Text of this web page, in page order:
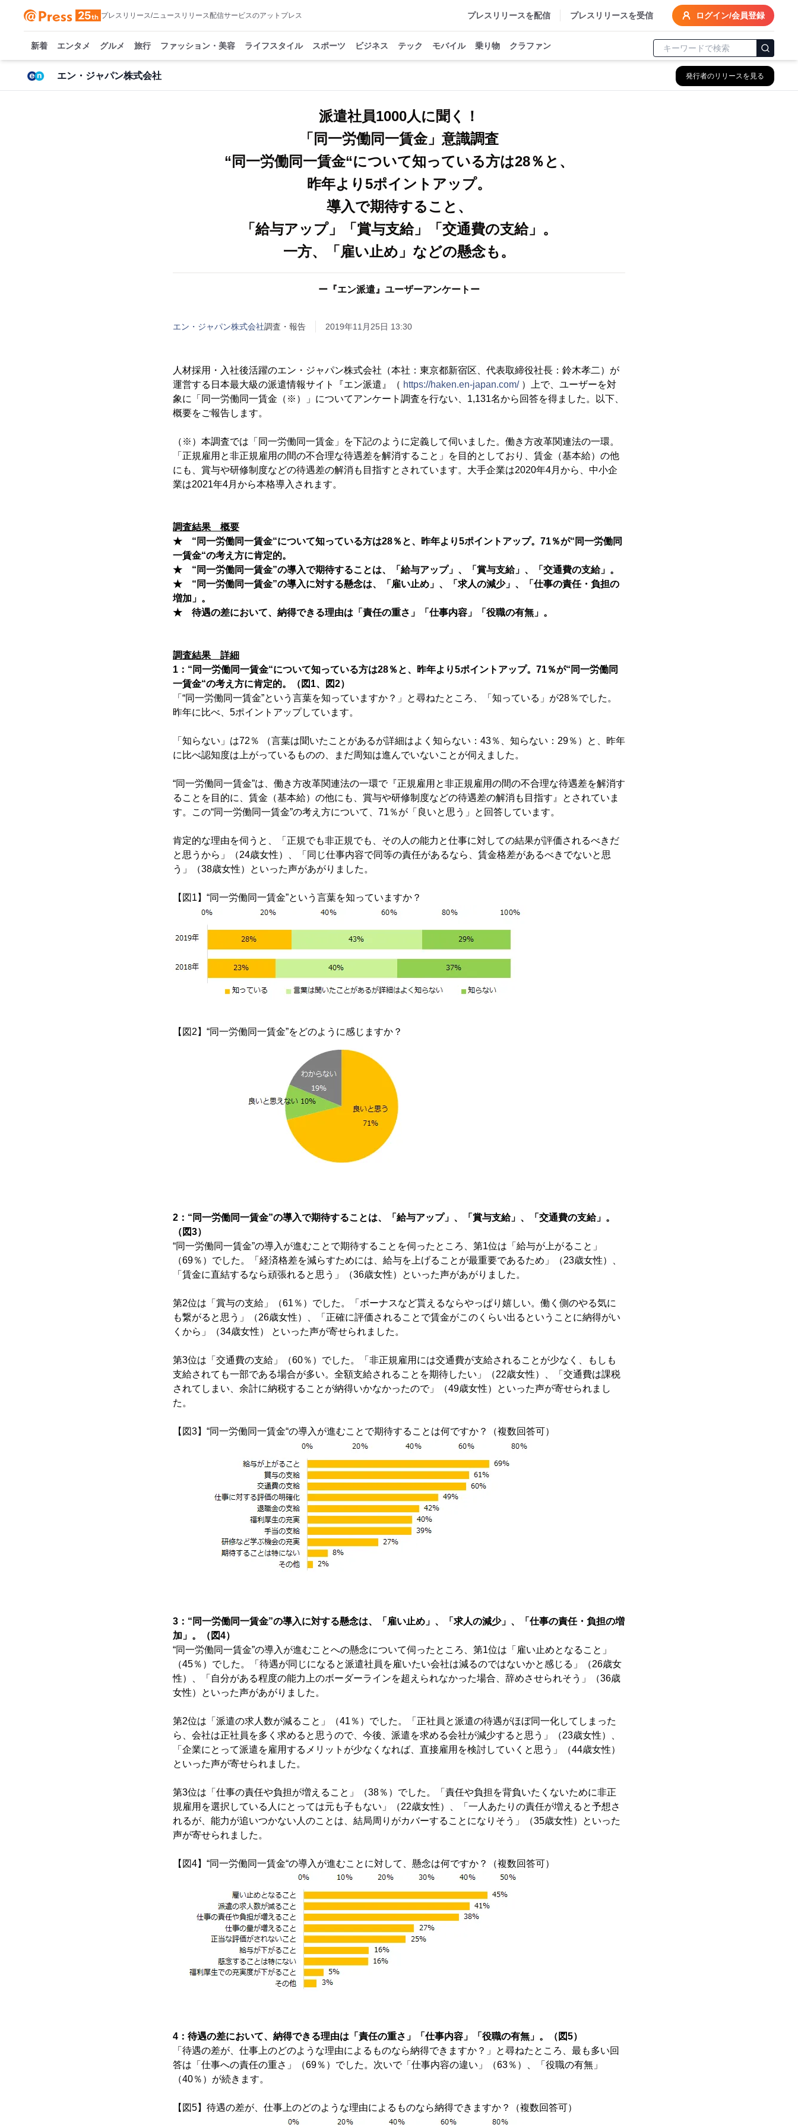
プレスリリース/ニュースリリース配信サービスのアットプレス プレスリリースを配信 プレスリリースを受信 ログイン/会員登録
新着 エンタメ グルメ 旅行 ファッション・美容 ライフスタイル スポーツ ビジネス テック モバイル 乗り物 クラファン
エン・ジャパン株式会社 発行者のリリースを見る
派遣社員1000人に聞く！
「同一労働同一賃金」意識調査
“同一労働同一賃金“について知っている方は28％と、
昨年より5ポイントアップ。
導入で期待すること、
「給与アップ」「賞与支給」「交通費の支給」。
一方、「雇い止め」などの懸念も。
ー『エン派遣』ユーザーアンケートー
エン・ジャパン株式会社調査・報告 2019年11月25日 13:30
人材採用・入社後活躍のエン・ジャパン株式会社（本社：東京都新宿区、代表取締役社長：鈴木孝二）が
運営する日本最大級の派遣情報サイト『エン派遣』（ https://haken.en-japan.com/）上で、ユーザーを対
象に「同一労働同一賃金（※）」についてアンケート調査を行ない、1,131名から回答を得ました。以下、
概要をご報告します。
（※）本調査では「同一労働同一賃金」を下記のように定義して伺いました。働き方改革関連法の一環。
「正規雇用と非正規雇用の間の不合理な待遇差を解消すること」を目的としており、賃金（基本給）の他
にも、賞与や研修制度などの待遇差の解消も目指すとされています。大手企業は2020年4月から、中小企
業は2021年4月から本格導入されます。
調査結果 概要
★ “同一労働同一賃金“について知っている方は28％と、昨年より5ポイントアップ。71％が“同一労働同
一賃金“の考え方に肯定的。
★ “同一労働同一賃金”の導入で期待することは、「給与アップ」、「賞与支給」、「交通費の支給」。
★ “同一労働同一賃金”の導入に対する懸念は、「雇い止め」、「求人の減少」、「仕事の責任・負担の
増加」。
★ 待遇の差において、納得できる理由は「責任の重さ」「仕事内容」「役職の有無」。
調査結果 詳細
1：“同一労働同一賃金“について知っている方は28％と、昨年より5ポイントアップ。71％が“同一労働同
一賃金“の考え方に肯定的。（図1、図2）
「“同一労働同一賃金”という言葉を知っていますか？」と尋ねたところ、「知っている」が28％でした。
昨年に比べ、5ポイントアップしています。
「知らない」は72％ （言葉は聞いたことがあるが詳細はよく知らない：43％、知らない：29％）と、昨年
に比べ認知度は上がっているものの、まだ周知は進んでいないことが伺えました。
“同一労働同一賃金”は、働き方改革関連法の一環で『正規雇用と非正規雇用の間の不合理な待遇差を解消す
ることを目的に、賃金（基本給）の他にも、賞与や研修制度などの待遇差の解消も目指す』とされていま
す。この“同一労働同一賃金”の考え方について、71％が「良いと思う」と回答しています。
肯定的な理由を伺うと、「正規でも非正規でも、その人の能力と仕事に対しての結果が評価されるべきだ
と思うから」（24歳女性）、「同じ仕事内容で同等の責任があるなら、賃金格差があるべきでないと思
う」（38歳女性）といった声があがりました。
【図1】“同一労働同一賃金”という言葉を知っていますか？
【図2】“同一労働同一賃金”をどのように感じますか？
2：“同一労働同一賃金”の導入で期待することは、「給与アップ」、「賞与支給」、「交通費の支給」。
（図3）
“同一労働同一賃金”の導入が進むことで期待することを伺ったところ、第1位は「給与が上がること」
（69％）でした。「経済格差を減らすためには、給与を上げることが最重要であるため」（23歳女性）、
「賃金に直結するなら頑張れると思う」（36歳女性）といった声があがりました。
第2位は「賞与の支給」（61％）でした。「ボーナスなど貰えるならやっぱり嬉しい。働く側のやる気に
も繋がると思う」（26歳女性）、「正確に評価されることで賃金がこのくらい出るということに納得がい
くから」（34歳女性） といった声が寄せられました。
第3位は「交通費の支給」（60％）でした。「非正規雇用には交通費が支給されることが少なく、もしも
支給されても一部である場合が多い。全額支給されることを期待したい」（22歳女性）、「交通費は課税
されてしまい、余計に納税することが納得いかなかったので」（49歳女性）といった声が寄せられまし
た。
【図3】“同一労働同一賃金“の導入が進むことで期待することは何ですか？（複数回答可）
3：“同一労働同一賃金”の導入に対する懸念は、「雇い止め」、「求人の減少」、「仕事の責任・負担の増
加」。（図4）
“同一労働同一賃金”の導入が進むことへの懸念について伺ったところ、第1位は「雇い止めとなること」
（45％）でした。「待遇が同じになると派遣社員を雇いたい会社は減るのではないかと感じる」（26歳女
性）、「自分がある程度の能力上のボーダーラインを超えられなかった場合、辞めさせられそう」（36歳
女性）といった声があがりました。
第2位は「派遣の求人数が減ること」（41％）でした。「正社員と派遣の待遇がほぼ同一化してしまった
ら、会社は正社員を多く求めると思うので、今後、派遣を求める会社が減少すると思う」（23歳女性）、
「企業にとって派遣を雇用するメリットが少なくなれば、直接雇用を検討していくと思う」（44歳女性）
といった声が寄せられました。
第3位は「仕事の責任や負担が増えること」（38％）でした。「責任や負担を背負いたくないために非正
規雇用を選択している人にとっては元も子もない」（22歳女性）、「一人あたりの責任が増えると予想さ
れるが、能力が追いつかない人のことは、結局周りがカバーすることになりそう」（35歳女性）といった
声が寄せられました。
【図4】“同一労働同一賃金“の導入が進むことに対して、懸念は何ですか？（複数回答可）
4：待遇の差において、納得できる理由は「責任の重さ」「仕事内容」「役職の有無」。（図5）
「待遇の差が、仕事上のどのような理由によるものなら納得できますか？」と尋ねたところ、最も多い回
答は「仕事への責任の重さ」（69％）でした。次いで「仕事内容の違い」（63％）、「役職の有無」
（40％）が続きます。
【図5】待遇の差が、仕事上のどのような理由によるものなら納得できますか？（複数回答可）